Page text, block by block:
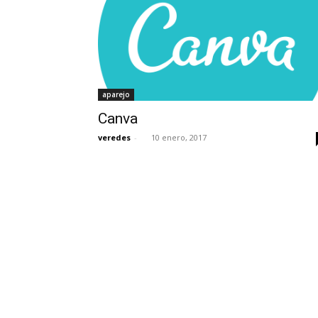
aparejo
Canva
veredes - 10 enero, 2017